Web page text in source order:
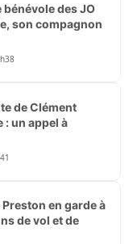
bénévole des JO
son compagnon
de Clément
: un appel à
en garde à
de vol et de